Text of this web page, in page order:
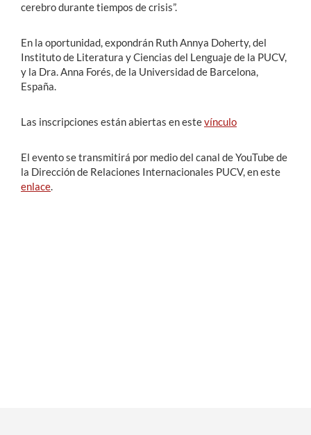
cerebro durante tiempos de crisis”.
En la oportunidad, expondrán Ruth Annya Doherty, del
Instituto de Literatura y Ciencias del Lenguaje de la PUCV,
y la Dra. Anna Forés, de la Universidad de Barcelona,
España.
Las inscripciones están abiertas en estevínculo
El evento se transmitirá por medio del canal de YouTube de
la Dirección de Relaciones Internacionales PUCV, en este
enlace.